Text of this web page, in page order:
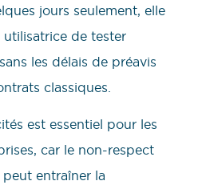
jours seulement, elle
utilisatrice de tester
les délais de préavis
classiques.
est essentiel pour les
car le non-respect
entraîner la